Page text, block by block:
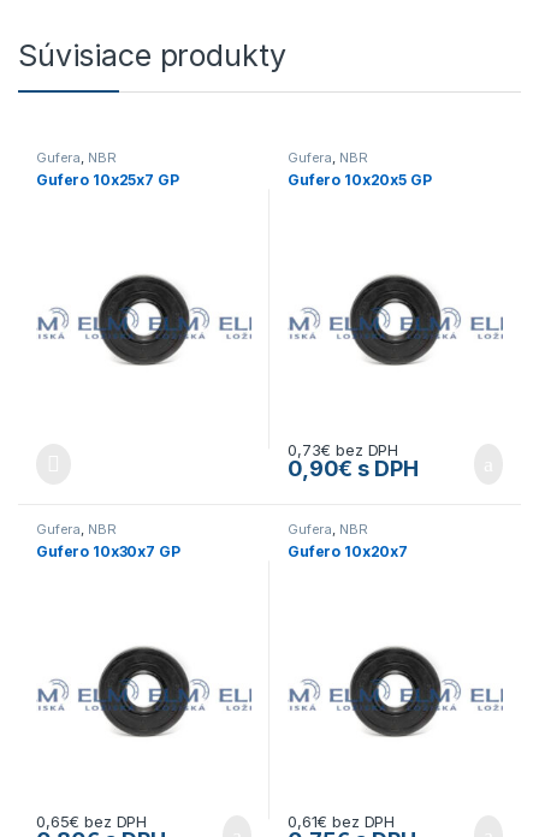
Súvisiace produkty
Gufera, NBR
Gufero 10x25x7 GP
Gufera, NBR
Gufero 10x20x5 GP
0,73€ bez DPH
0,90€ s DPH
Gufera, NBR
Gufero 10x30x7 GP
0,65€ bez DPH
Gufera, NBR
Gufero 10x20x7
0,61€ bez DPH